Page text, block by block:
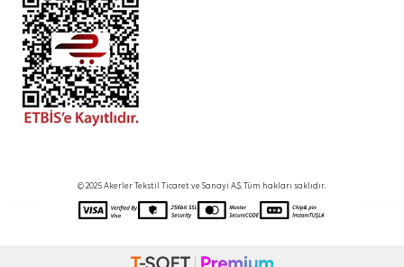
© 2025 Akerler Tekstil Ticaret ve Sanayi A.Ş. Tüm hakları saklıdır.